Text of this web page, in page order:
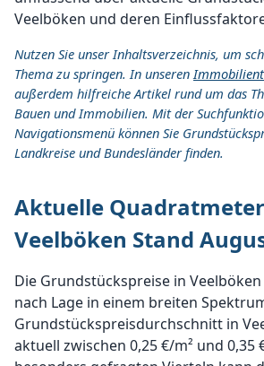
Veelböken und deren
Nutzen Sie unser Inhaltsverzeichnis, um
Thema zu springen. In unseren
außerdem hilfreiche Artikel rund um das
Bauen und Immobilien. Mit der
Navigationsmenü können Sie
Landkreise und Bundesländer finden.
Aktuelle
Veelböken Stand
Die Grundstückspreise in
nach Lage in einem breiten
Grundstückspreisdurchschnitt in
aktuell zwischen 0,25 €/m² und 0,35